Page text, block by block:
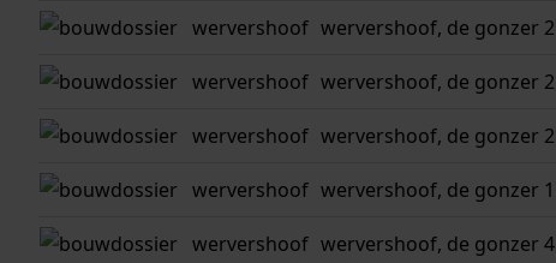
wervershoof wervershoof, de gonzer 2
wervershoof wervershoof, de gonzer 2
wervershoof wervershoof, de gonzer 2
wervershoof wervershoof, de gonzer 1
wervershoof wervershoof, de gonzer 4